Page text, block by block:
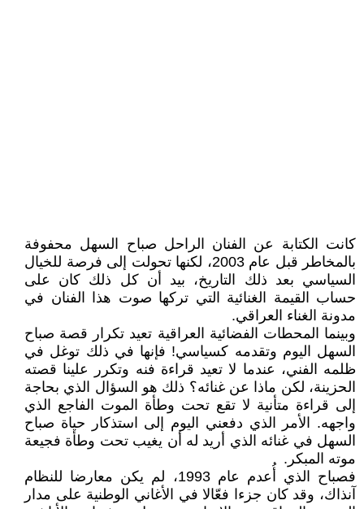
كانت الكتابة عن الفنان الراحل صباح السهل محفوفة
بالمخاطر قبل عام 2003، لكنها تحولت إلى فرصة للخيال
السياسي بعد ذلك التاريخ، بيد أن كل ذلك كان على
حساب القيمة الغنائية التي تركها صوت هذا الفنان في
مدونة الغناء العراقي.
وبينما المحطات الفضائية العراقية تعيد تكرار قصة صباح
السهل اليوم وتقدمه كسياسي! فإنها في ذلك توغل في
ظلمه الفني، عندما لا تعيد قراءة فنه وتكرر علينا قصته
الحزينة، لكن ماذا عن غنائه؟ ذلك هو السؤال الذي بحاجة
إلى قراءة متأنية لا تقع تحت وطأة الموت الفاجع الذي
واجهه. الأمر الذي دفعني اليوم إلى استذكار حياة صباح
السهل في غنائه الذي أريد له أن يغيب تحت وطأة فجيعة
موته المبكر.
فصباح الذي أُعدم عام 1993، لم يكن معارضا للنظام
آنذاك، وقد كان جزءا فعّالا في الأغاني الوطنية على مدار